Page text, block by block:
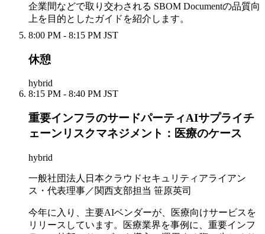
企業間などで取り交わされる SBOM Documentの品質向
上を目的としたガイドを紹介します。
8:00 PM - 8:15 PM JST
休憩
hybrid
8:15 PM - 8:40 PM JST
重要インフラのサードパーティAIサプライチ
ェーンリスクマネジメント：医療のケース
hybrid
一般社団法人日本クラウドセキュリティアライアン
ス・代表理事／関西支部担当 笹原英司
今年に入り、主要AIベンダーが、医療向けサービスを
リリースしています。医療業界を事例に、重要インフ